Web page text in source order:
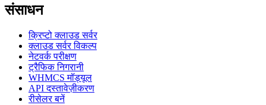
संसाधन
क्रिप्टो क्लाउड सर्वर
क्लाउड सर्वर विकल्प
नेटवर्क परीक्षण
ट्रैफिक निगरानी
WHMCS मॉड्यूल
API दस्तावेज़ीकरण
रीसेलर बनें